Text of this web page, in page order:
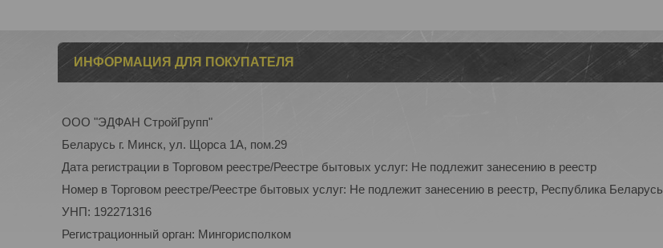
ИНФОРМАЦИЯ ДЛЯ ПОКУПАТЕЛЯ
ООО "ЭДФАН СтройГрупп"
Беларусь г. Минск, ул. Щорса 1А, пом.29
Дата регистрации в Торговом реестре/Реестре бытовых услуг: Не подлежит занесению в реестр
Номер в Торговом реестре/Реестре бытовых услуг: Не подлежит занесению в реестр, Республика Беларусь
УНП: 192271316
Регистрационный орган: Мингорисполком